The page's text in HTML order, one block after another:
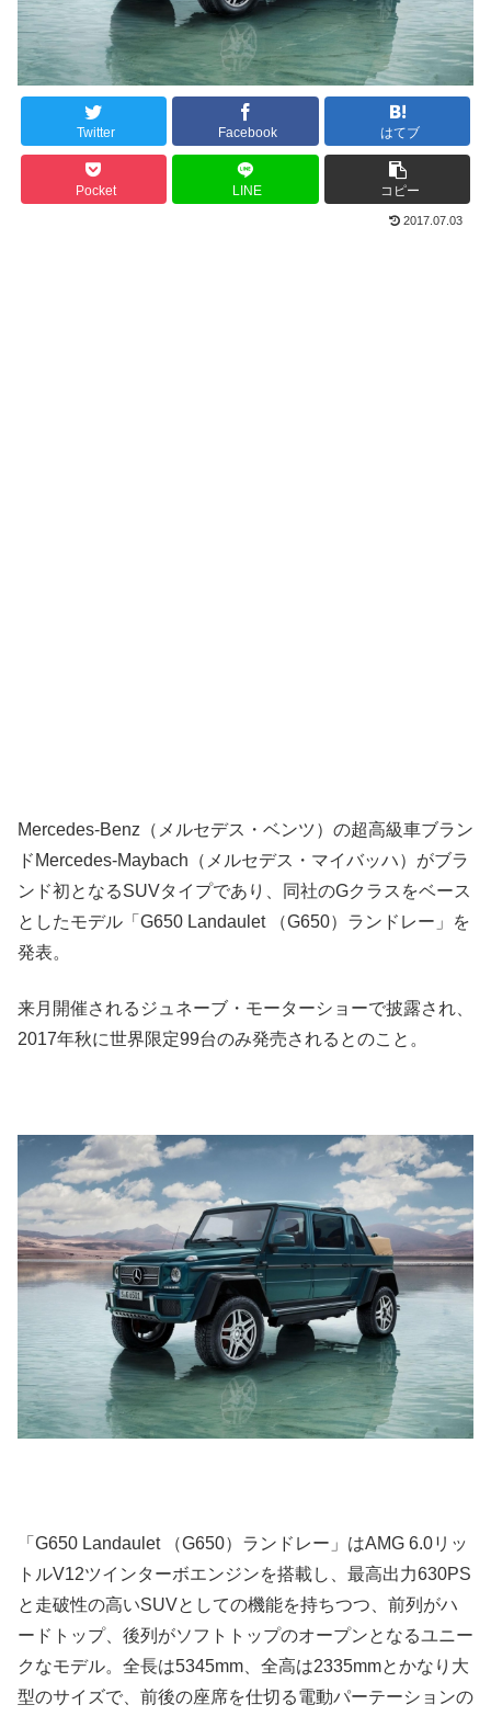
Twitter Facebook はてブ
Pocket LINE コピー
2017.07.03
Mercedes-Benz（メルセデス・ベンツ）の超高級車ブラン
ドMercedes-Maybach（メルセデス・マイバッハ）がブラ
ンド初となるSUVタイプであり、同社のGクラスをベース
としたモデル「G650 Landaulet （G650）ランドレー」を
発表。
来月開催されるジュネーブ・モーターショーで披露され、
2017年秋に世界限定99台のみ発売されるとのこと。
「G650 Landaulet （G650）ランドレー」はAMG 6.0リッ
トルV12ツインターボエンジンを搭載し、最高出力630PS
と走破性の高いSUVとしての機能を持ちつつ、前列がハ
ードトップ、後列がソフトトップのオープンとなるユニー
クなモデル。全長は5345mm、全高は2335mmとかなり大
型のサイズで、前後の座席を仕切る電動パーテーションの